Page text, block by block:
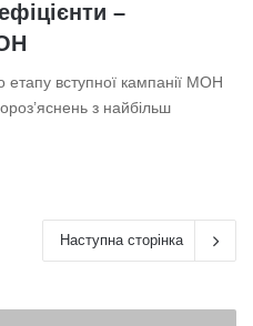
–
етапу вступної кампанії МОН
з найбільш
Наступна сторінка